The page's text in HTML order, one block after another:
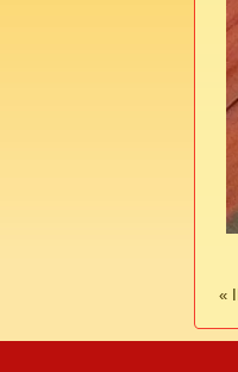
«